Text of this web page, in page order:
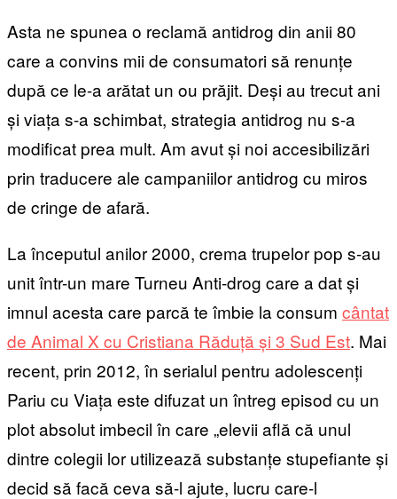
Asta ne spunea o reclamă antidrog din anii 80
care a convins mii de consumatori să renunțe
după ce le-a arătat un ou prăjit. Deși au trecut ani
și viața s-a schimbat, strategia antidrog nu s-a
modificat prea mult. Am avut și noi accesibilizări
prin traducere ale campaniilor antidrog cu miros
de cringe de afară.
La începutul anilor 2000, crema trupelor pop s-au
unit într-un mare Turneu Anti-drog care a dat și
imnul acesta care parcă te îmbie la consum cântat
de Animal X cu Cristiana Răduță și 3 Sud Est. Mai
recent, prin 2012, în serialul pentru adolescenți
Pariu cu Viața este difuzat un întreg episod cu un
plot absolut imbecil în care „elevii află că unul
dintre colegii lor utilizează substanțe stupefiante și
decid să facă ceva să-l ajute, lucru care-l